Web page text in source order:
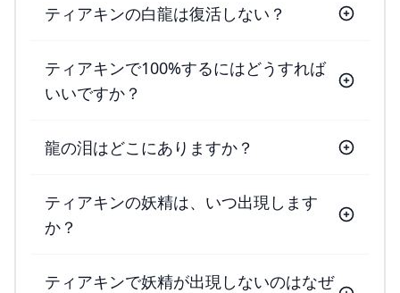
ティアキンの白龍は復活しない？
ティアキンで100%するにはどうすれば
いいですか？
龍の泪はどこにありますか？
ティアキンの妖精は、いつ出現します
か？
ティアキンで妖精が出現しないのはなぜ